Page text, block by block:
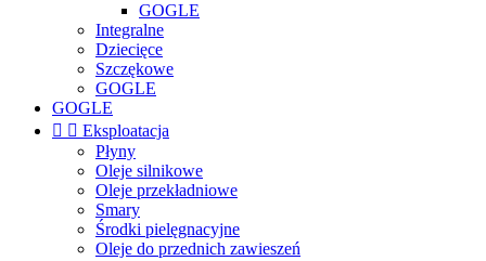
GOGLE
Integralne
Dziecięce
Szczękowe
GOGLE
GOGLE
  Eksploatacja
Płyny
Oleje silnikowe
Oleje przekładniowe
Smary
Środki pielęgnacyjne
Oleje do przednich zawieszeń